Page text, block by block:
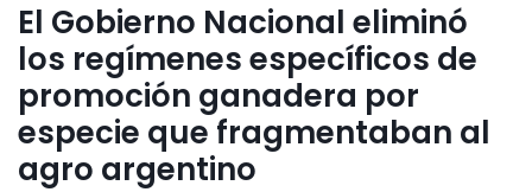
El Gobierno Nacional eliminó
los regímenes específicos de
promoción ganadera por
especie que fragmentaban al
agro argentino